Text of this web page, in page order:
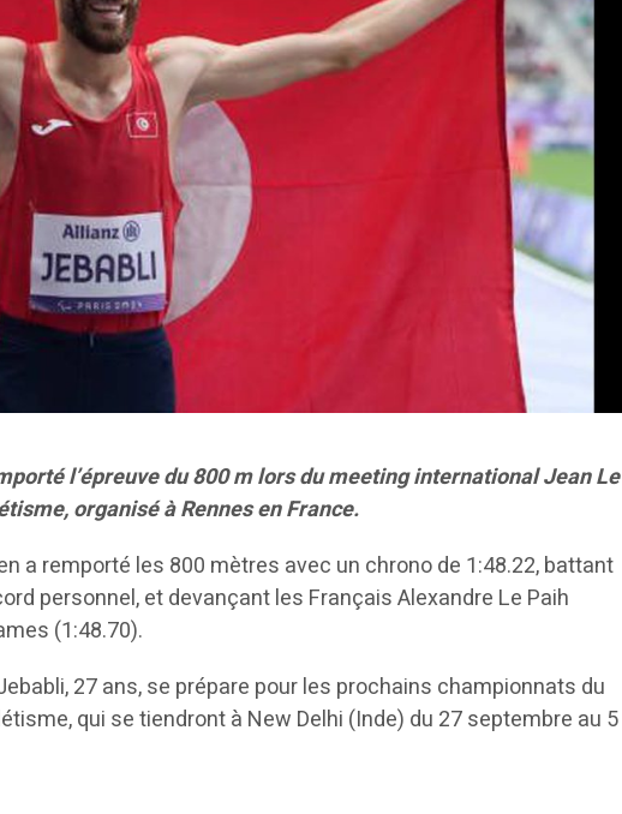
l’épreuve du 800 m lors du meeting international Jean Le
organisé à Rennes en France.
a remporté les 800 mètres avec un chrono de 1:48.22, battant
personnel, et devançant les Français Alexandre Le Paih
(1:48.70).
27 ans, se prépare pour les prochains championnats du
qui se tiendront à New Delhi (Inde) du 27 septembre au 5